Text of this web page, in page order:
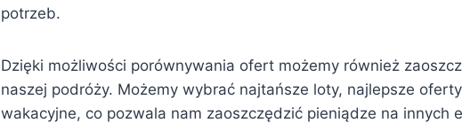
potrzeb.
Dzięki możliwości porównywania ofert możemy również
naszej podróży. Możemy wybrać najtańsze loty, najlepsze
wakacyjne, co pozwala nam zaoszczędzić pieniądze na innych